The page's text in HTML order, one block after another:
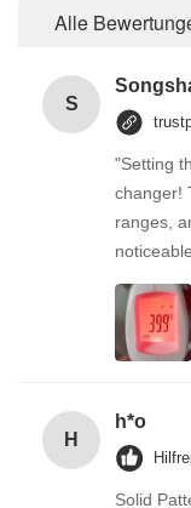
Alle
S
"Setting
changer!
ranges,
noticeable.
H
h*o
Solid